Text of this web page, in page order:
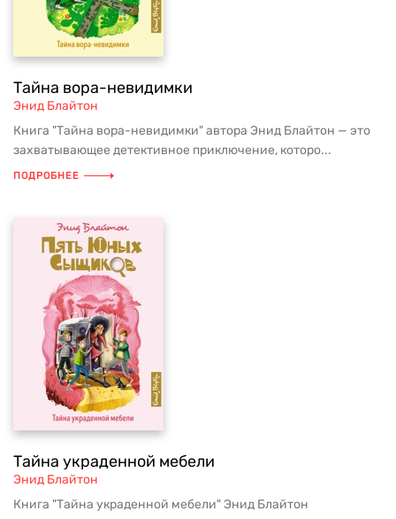
Тайна вора-невидимки
Энид Блайтон
Книга "Тайна вора-невидимки" автора Энид Блайтон — это
захватывающее детективное приключение, которо...
ПОДРОБНЕЕ
Тайна украденной мебели
Энид Блайтон
Книга "Тайна украденной мебели" Энид Блайтон